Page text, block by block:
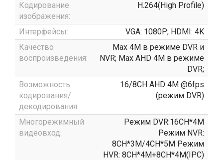
Кодирование
изображения:
H.264(High Profile)
Интерфейсы:
VGA: 1080P; HDMI: 4K
Качество
воспроизведения:
Max 4M в режиме DVR и
NVR; Max AHD 4M в режиме
DVR;
Возможность
кодирования/
декодирования:
16/8CH AHD 4M @6fps
(режим DVR)
Многорежимный
видеовход:
Режим DVR:16CH*4M
Режим NVR:
8CH*3M/4CH*5M Режим
HVR: 8CH*4M+8CH*4M(IPC)